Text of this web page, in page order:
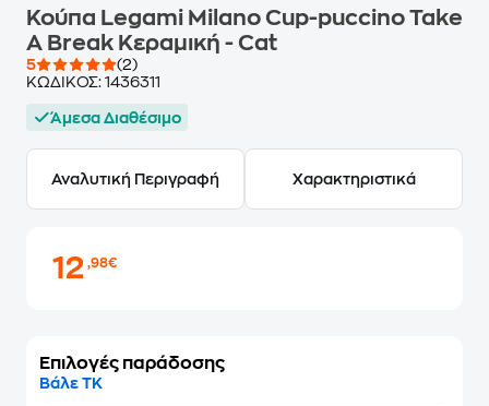
Κούπα Legami Milano Cup-puccino Take
A Break Κεραμική - Cat
5
(2)
ΚΩΔΙΚΟΣ: 1436311
Άμεσα Διαθέσιμο
Αναλυτική Περιγραφή Χαρακτηριστικά
12,98€
Επιλογές παράδοσης
Βάλε ΤΚ